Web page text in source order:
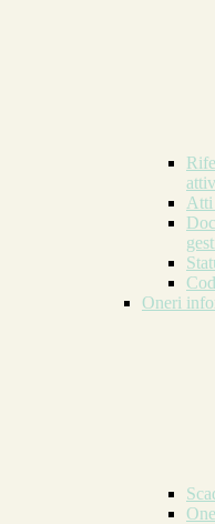
Atti
Oneri